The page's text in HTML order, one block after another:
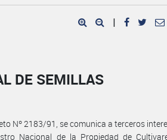
|
DE SEMILLAS
Nº 2183/91, se comunica a terceros
Nacional de la Propiedad de